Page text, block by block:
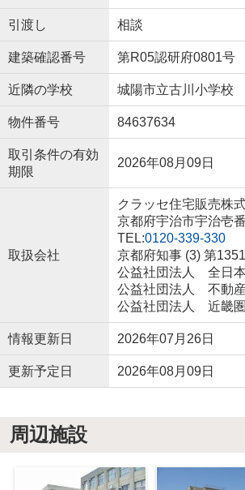
引渡し 相談
建築確認番号 第R05認研府0801号
近隣の学校 城陽市立古川小学校
物件番号 84637634
取引条件の有効
期限
2026年08月09日
取扱会社
クラッセ住宅販売株
京都府宇治市宇治壱
TEL:0120-339-330
京都府知事 (3) 第
公益社団法人 全日
公益社団法人 不動
公益社団法人 近畿
情報更新日 2026年07月26日
更新予定日 2026年08月09日
周辺施設